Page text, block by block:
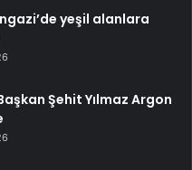
yeşil alanlara
Şehit Yılmaz Argon